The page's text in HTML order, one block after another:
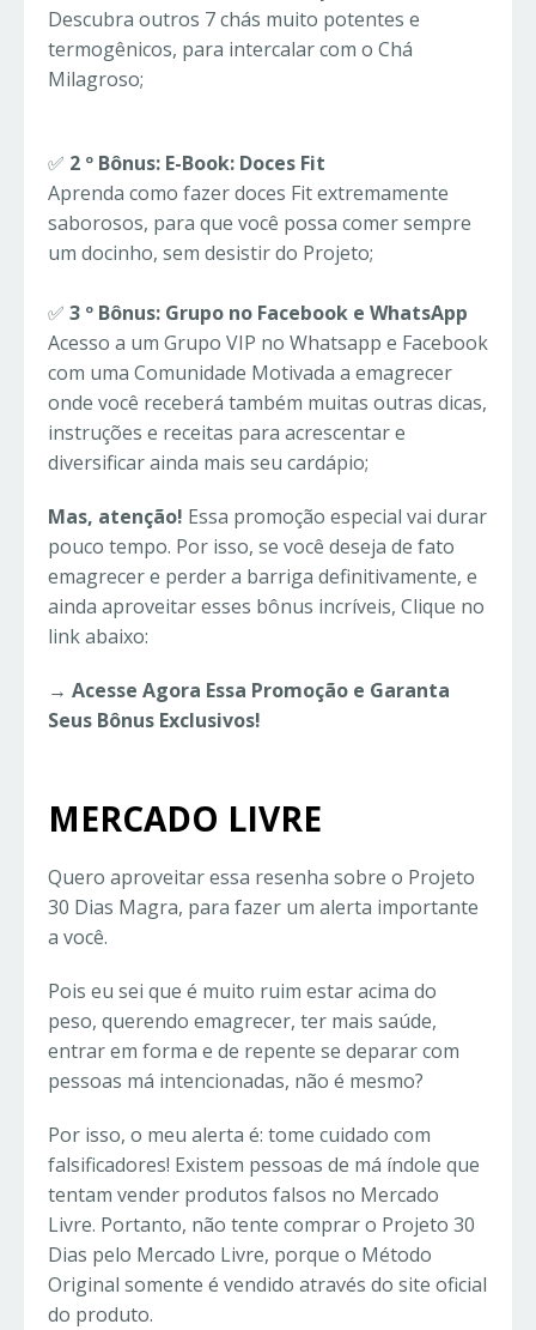
Descubra outros 7 chás muito potentes e
termogênicos, para intercalar com o Chá
Milagroso;
✅ 2 º Bônus: E-Book: Doces Fit
Aprenda como fazer doces Fit extremamente
saborosos, para que você possa comer sempre
um docinho, sem desistir do Projeto;
✅ 3 º Bônus: Grupo no Facebook e WhatsApp
Acesso a um Grupo VIP no Whatsapp e Facebook
com uma Comunidade Motivada a emagrecer
onde você receberá também muitas outras dicas,
instruções e receitas para acrescentar e
diversificar ainda mais seu cardápio;
Mas, atenção! Essa promoção especial vai durar
pouco tempo. Por isso, se você deseja de fato
emagrecer e perder a barriga definitivamente, e
ainda aproveitar esses bônus incríveis, Clique no
link abaixo:
→ Acesse Agora Essa Promoção e Garanta
Seus Bônus Exclusivos!
MERCADO LIVRE
Quero aproveitar essa resenha sobre o Projeto
30 Dias Magra, para fazer um alerta importante
a você.
Pois eu sei que é muito ruim estar acima do
peso, querendo emagrecer, ter mais saúde,
entrar em forma e de repente se deparar com
pessoas má intencionadas, não é mesmo?
Por isso, o meu alerta é: tome cuidado com
falsificadores! Existem pessoas de má índole que
tentam vender produtos falsos no Mercado
Livre. Portanto, não tente comprar o Projeto 30
Dias pelo Mercado Livre, porque o Método
Original somente é vendido através do site oficial
do produto.